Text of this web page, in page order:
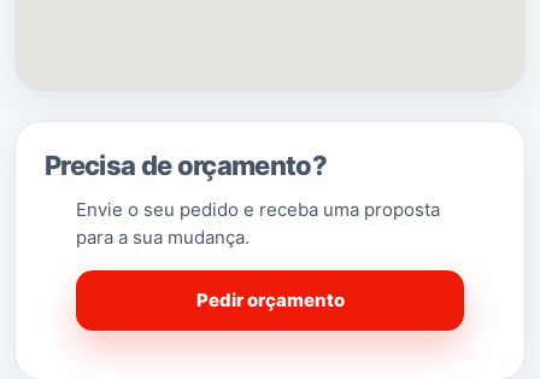
Precisa de orçamento?
Envie o seu pedido e receba uma proposta
para a sua mudança.
Pedir orçamento